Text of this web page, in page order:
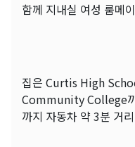
함께 지내실 여성 룸메
집은 Curtis High
Community College
까지 자동차 약 3분 거